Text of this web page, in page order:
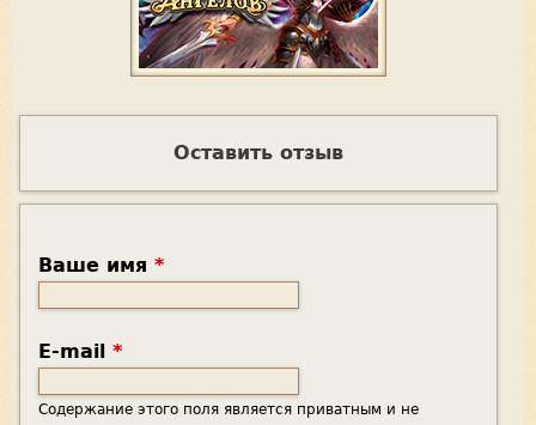
Оставить отзыв
Ваше имя *
E-mail *
Содержание этого поля является приватным и не